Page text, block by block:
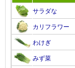
サラダな
カリフラワー
わけぎ
みず菜